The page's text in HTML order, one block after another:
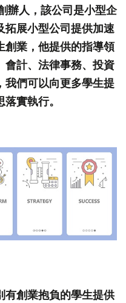
辦人，該公司是小型企
拓展小型公司提供加速
創業，他提供的指導領
會計、法律事務、投資
我們可以向更多學生提
實執行。
有創業抱負的學生提供